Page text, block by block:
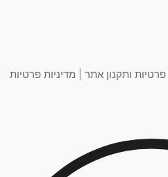
פרטיות ותקנון אתר מדיניות פרטיות